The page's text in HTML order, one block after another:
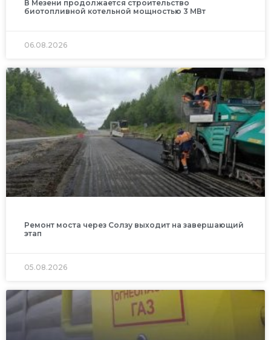
В Мезени продолжается строительство
биотопливной котельной мощностью 3 МВт
06.08.2026
Ремонт моста через Солзу выходит на завершающий
этап
05.08.2026